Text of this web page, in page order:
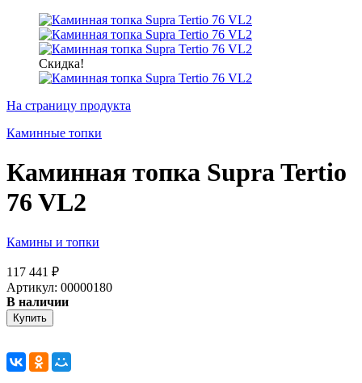
Скидка!
На страницу продукта
Каминные топки
Каминная топка Supra Tertio
76 VL2
Камины и топки
117 441 ₽
Артикул: 00000180
В наличии
Купить